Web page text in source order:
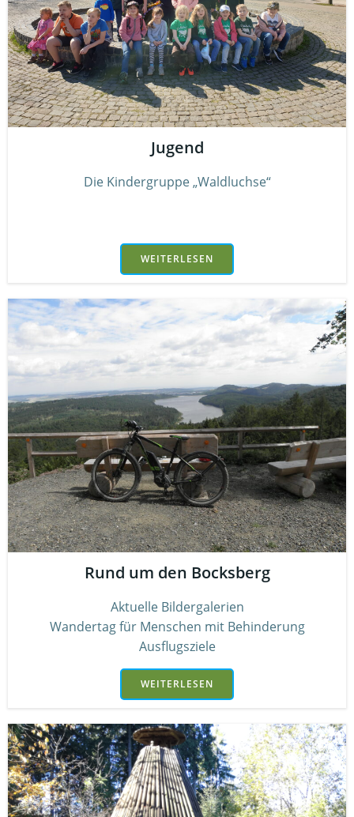
Jugend
Die Kindergruppe „Waldluchse“
WEITERLESEN
Rund um den Bocksberg
Aktuelle Bildergalerien
Wandertag für Menschen mit Behinderung
Ausflugsziele
WEITERLESEN